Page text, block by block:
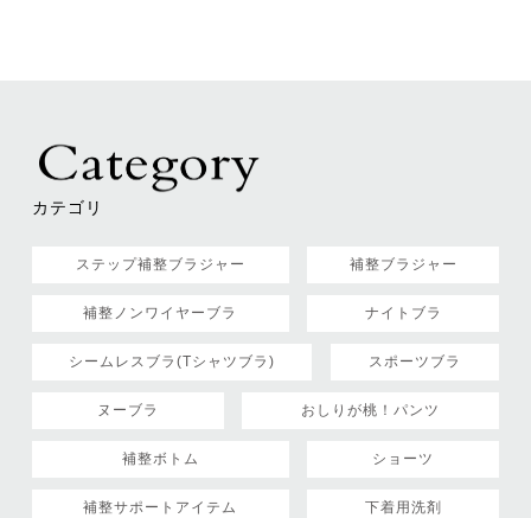
カテゴリ
ステップ補整ブラジャー 補整ブラジャー
補整ノンワイヤーブラ ナイトブラ
シームレスブラ(Tシャツブラ) スポーツブラ
ヌーブラ おしりが桃！パンツ
補整ボトム ショーツ
補整サポートアイテム 下着用洗剤